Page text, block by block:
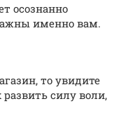
осознанно
именно вам.
то увидите
силу воли,